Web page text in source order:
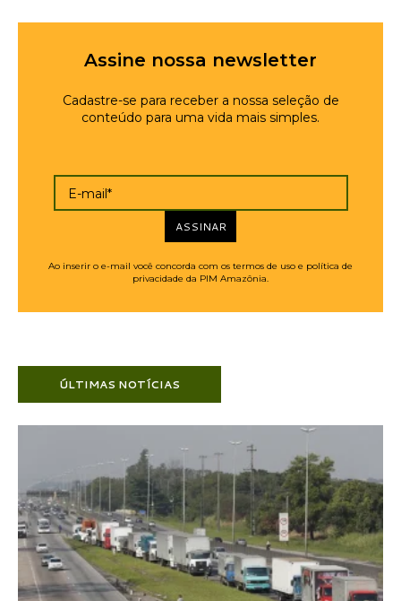
Assine nossa newsletter
Cadastre-se para receber a nossa seleção de
conteúdo para uma vida mais simples.
E-mail*
ASSINAR
Ao inserir o e-mail você concorda com os termos de uso e política de
privacidade da PIM Amazônia.
ÚLTIMAS NOTÍCIAS